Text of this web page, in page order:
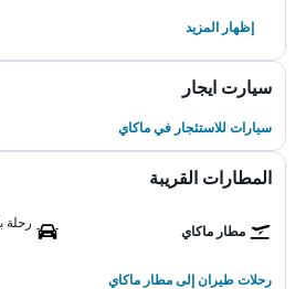
إظهار المزيد
سيارت ايجار
سيارات للاستئجار في ماكاي
المطارات القريبة
مطار ماكاي
رحلة
رحلات طيران إلى مطار ماكاي